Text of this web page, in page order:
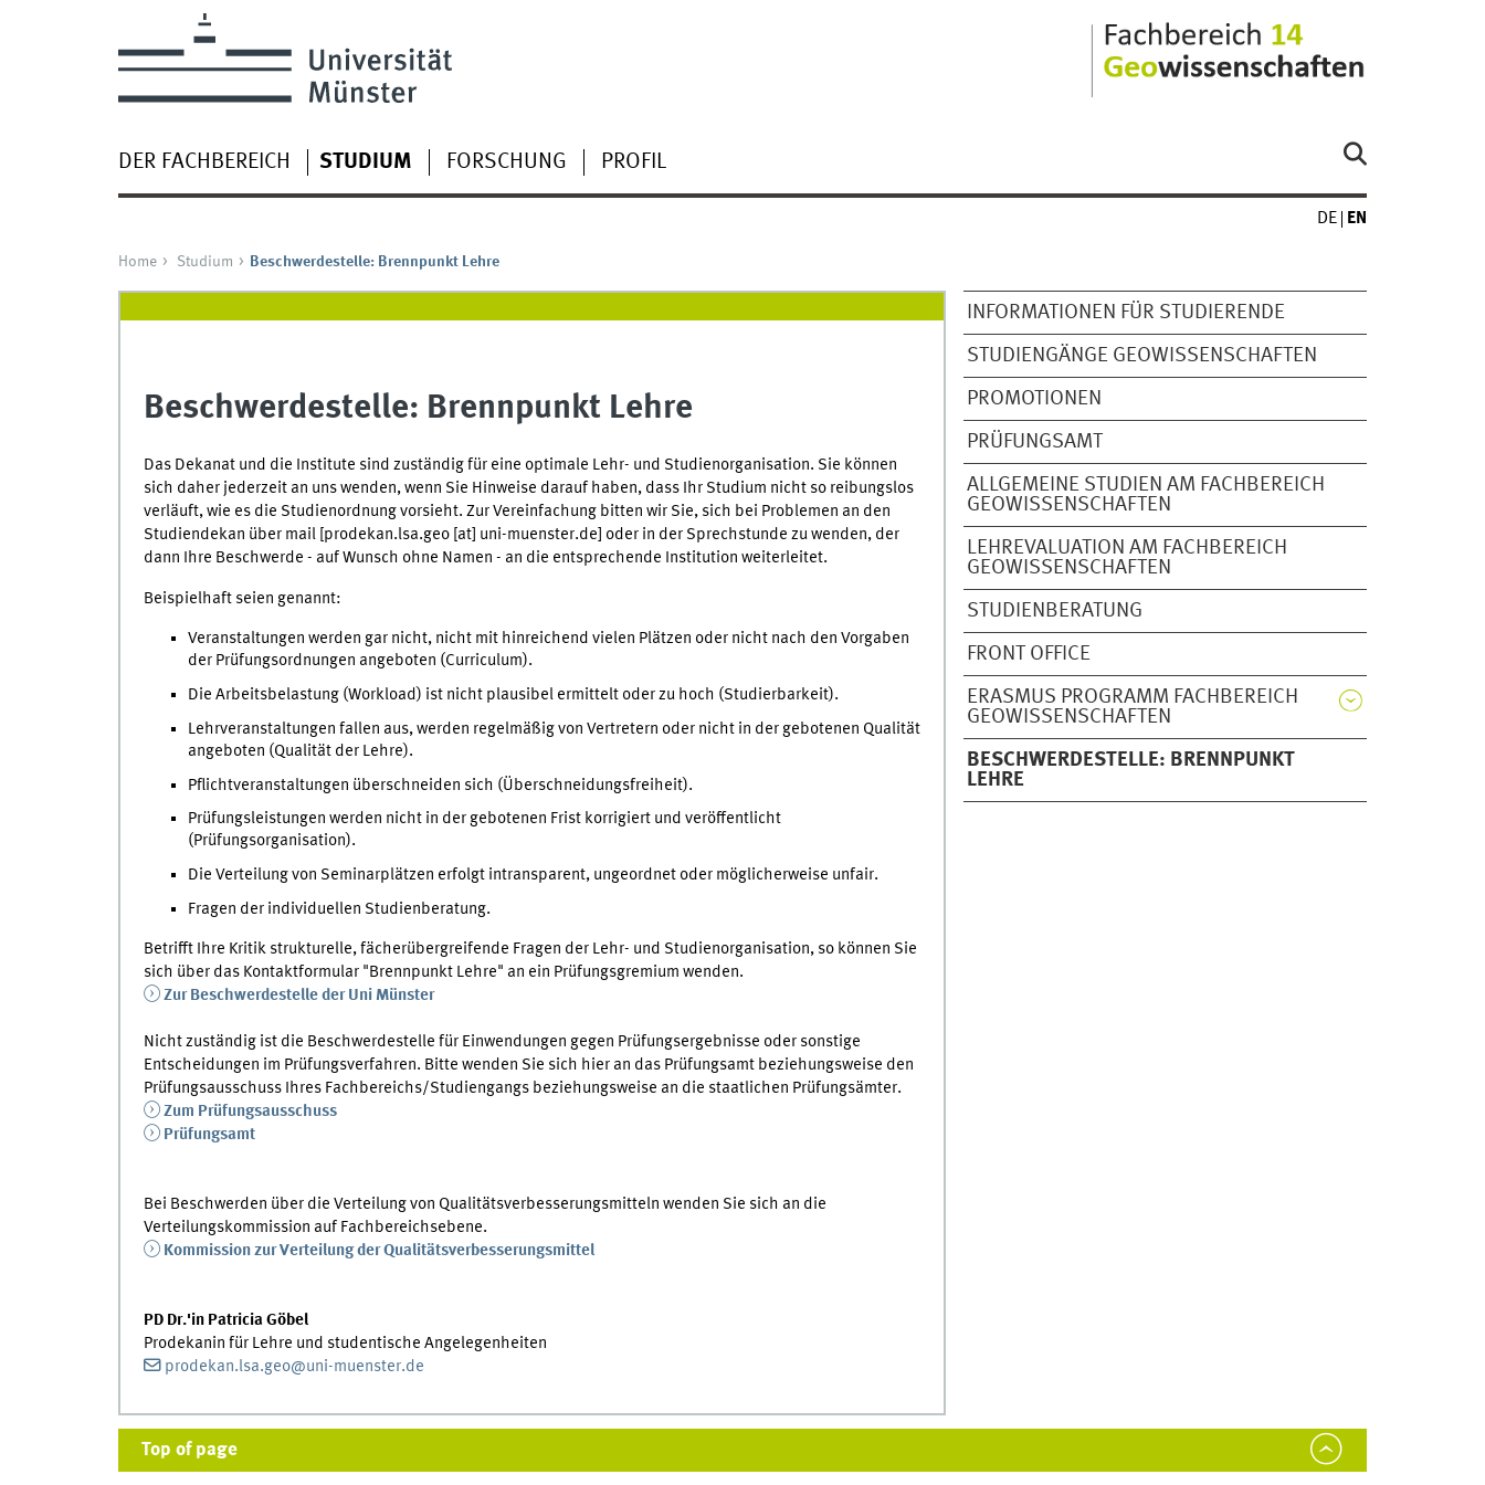
DER FACHBEREICH STUDIUM FORSCHUNG PROFIL
DE EN
Home Studium Beschwerdestelle: Brennpunkt Lehre
INFORMATIONEN FÜR STUDIERENDE
STUDIENGÄNGE GEOWISSENSCHAFTEN
PROMOTIONEN
PRÜFUNGSAMT
ALLGEMEINE STUDIEN AM FACHBEREICH
GEOWISSENSCHAFTEN
LEHREVALUATION AM FACHBEREICH
GEOWISSENSCHAFTEN
STUDIENBERATUNG
FRONT OFFICE
ERASMUS PROGRAMM FACHBEREICH
GEOWISSENSCHAFTEN
BESCHWERDESTELLE: BRENNPUNKT
LEHRE
Beschwerdestelle: Brennpunkt Lehre
Das Dekanat und die Institute sind zuständig für eine optimale Lehr- und Studienorganisation. Sie können
sich daher jederzeit an uns wenden, wenn Sie Hinweise darauf haben, dass Ihr Studium nicht so reibungslos
verläuft, wie es die Studienordnung vorsieht. Zur Vereinfachung bitten wir Sie, sich bei Problemen an den
Studiendekan über mail [prodekan.lsa.geo [at] uni-muenster.de] oder in der Sprechstunde zu wenden, der
dann Ihre Beschwerde - auf Wunsch ohne Namen - an die entsprechende Institution weiterleitet.
Beispielhaft seien genannt:
Veranstaltungen werden gar nicht, nicht mit hinreichend vielen Plätzen oder nicht nach den Vorgaben
der Prüfungsordnungen angeboten (Curriculum).
Die Arbeitsbelastung (Workload) ist nicht plausibel ermittelt oder zu hoch (Studierbarkeit).
Lehrveranstaltungen fallen aus, werden regelmäßig von Vertretern oder nicht in der gebotenen Qualität
angeboten (Qualität der Lehre).
Pflichtveranstaltungen überschneiden sich (Überschneidungsfreiheit).
Prüfungsleistungen werden nicht in der gebotenen Frist korrigiert und veröffentlicht
(Prüfungsorganisation).
Die Verteilung von Seminarplätzen erfolgt intransparent, ungeordnet oder möglicherweise unfair.
Fragen der individuellen Studienberatung.
Betrifft Ihre Kritik strukturelle, fächerübergreifende Fragen der Lehr- und Studienorganisation, so können Sie
sich über das Kontaktformular "Brennpunkt Lehre" an ein Prüfungsgremium wenden.
Zur Beschwerdestelle der Uni Münster
Nicht zuständig ist die Beschwerdestelle für Einwendungen gegen Prüfungsergebnisse oder sonstige
Entscheidungen im Prüfungsverfahren. Bitte wenden Sie sich hier an das Prüfungsamt beziehungsweise den
Prüfungsausschuss Ihres Fachbereichs/Studiengangs beziehungsweise an die staatlichen Prüfungsämter.
Zum Prüfungsausschuss
Prüfungsamt
Bei Beschwerden über die Verteilung von Qualitätsverbesserungsmitteln wenden Sie sich an die
Verteilungskommission auf Fachbereichsebene.
Kommission zur Verteilung der Qualitätsverbesserungsmittel
PD Dr.'in Patricia Göbel
Prodekanin für Lehre und studentische Angelegenheiten
prodekan.lsa.geo@uni-muenster.de
Top of page